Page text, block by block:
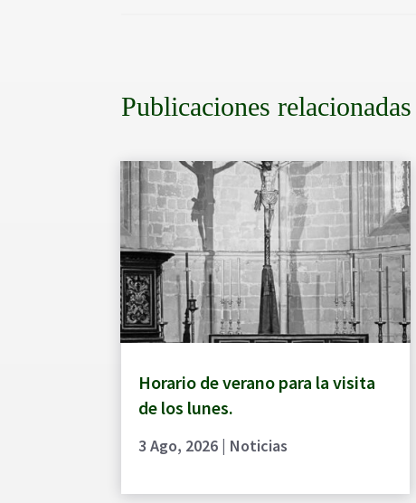
Publicaciones relacionadas
Horario de verano para la visita
de los lunes.
3 Ago, 2026 | Noticias